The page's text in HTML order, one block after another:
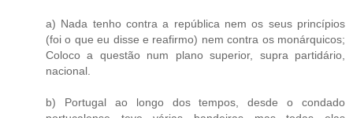
a) Nada tenho contra a república nem os seus princípios
(foi o que eu disse e reafirmo) nem contra os monárquicos;
Coloco a questão num plano superior, supra partidário,
nacional.
b) Portugal ao longo dos tempos, desde o condado